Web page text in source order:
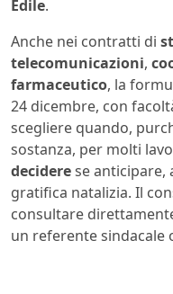
Edile.
Anche nei contratti di
telecomunicazioni,
farmaceutico, la
24 dicembre, con
scegliere quando,
sostanza, per molti
deciderese anticipare,
gratifica natalizia. Il
consultare
un referente sindacale